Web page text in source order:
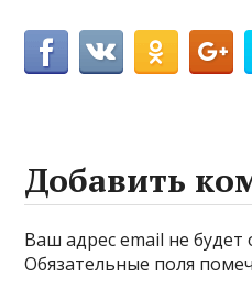
Добавить
Ваш адрес email не будет
Обязательные поля